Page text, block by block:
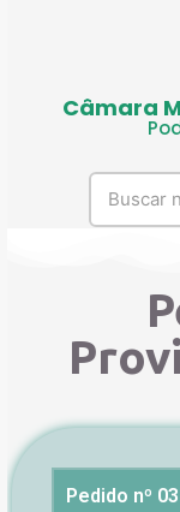
Câmara
Pedido nº 03